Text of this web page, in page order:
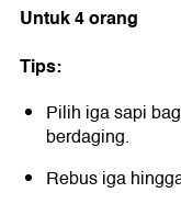
Untuk 4 orang
Tips:
Pilih iga sapi
berdaging.
Rebus iga